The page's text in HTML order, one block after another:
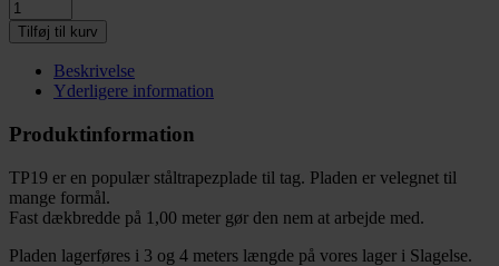
Tilføj til kurv
Beskrivelse
Yderligere information
Produktinformation
TP19 er en populær ståltrapezplade til tag. Pladen er velegnet til
mange formål.
Fast dækbredde på 1,00 meter gør den nem at arbejde med.
Pladen lagerføres i 3 og 4 meters længde på vores lager i Slagelse.